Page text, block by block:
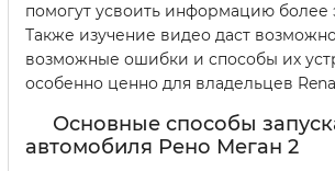
помогут усвоить информацию более
Также изучение видео даст
возможные ошибки и способы их
особенно ценно для владельцев
Основные способы
автомобиля Рено Меган 2